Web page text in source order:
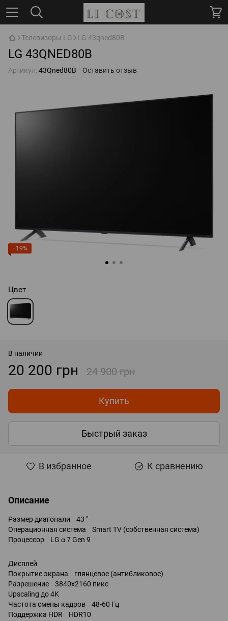
Телевизоры LG LG 43qned80B
LG 43QNED80B
Артикул: 43Qned80B Оставить отзыв
−19%
Цвет
В наличии
20 200 грн 24 900 грн
Купить
Быстрый заказ
В избранное К сравнению
Описание
Размер диагонали 43 "
Операционная система Smart TV (собственная система)
Процессор LG α 7 Gen 9
Дисплей
Покрытие экрана глянцевое (антибликовое)
Разрешение 3840x2160 пикс
Upscaling до 4K
Частота смены кадров 48-60 Гц
Поддержка HDR HDR10